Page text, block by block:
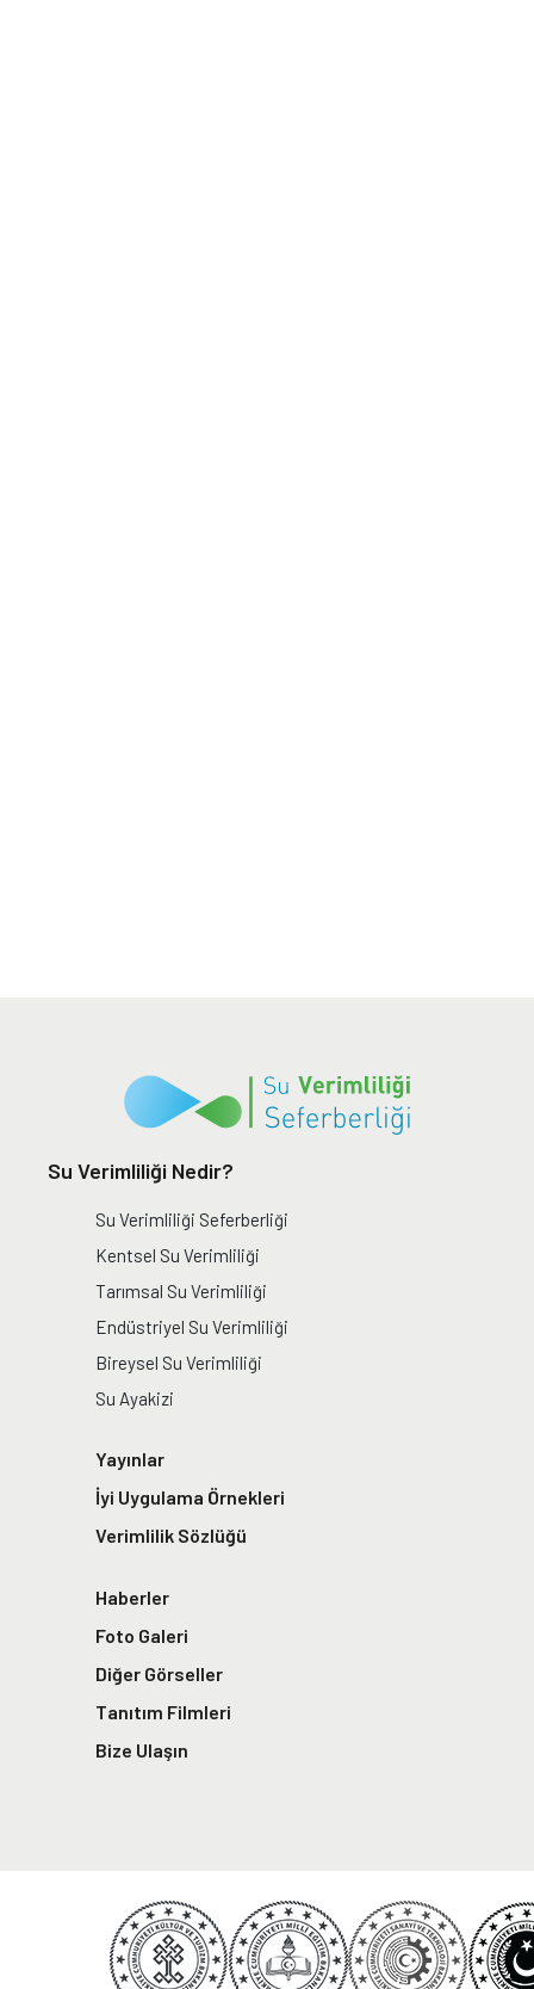
Su Verimliliği Nedir?
Su Verimliliği Seferberliği
Kentsel Su Verimliliği
Tarımsal Su Verimliliği
Endüstriyel Su Verimliliği
Bireysel Su Verimliliği
Su Ayakizi
Yayınlar
İyi Uygulama Örnekleri
Verimlilik Sözlüğü
Haberler
Foto Galeri
Diğer Görseller
Tanıtım Filmleri
Bize Ulaşın